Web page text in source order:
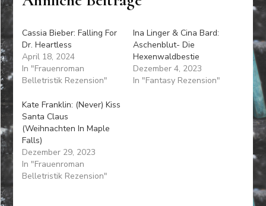
Cassia Bieber: Falling For
Dr. Heartless
April 18, 2024
In "Frauenroman
Belletristik Rezension"
Ina Linger & Cina Bard:
Aschenblut- Die
Hexenwaldbestie
Dezember 4, 2023
In "Fantasy Rezension"
Kate Franklin: (Never) Kiss
Santa Claus
(Weihnachten In Maple
Falls)
Dezember 29, 2023
In "Frauenroman
Belletristik Rezension"